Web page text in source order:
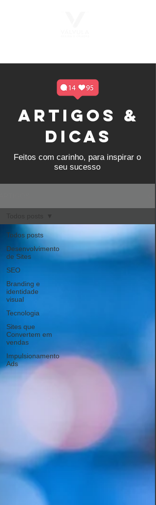
ARTIGOS &
DICAS
Feitos com carinho, para inspirar o
seu sucesso
Todos posts
Desenvolvimento
de Sites
SEO
Branding e
identidade
visual
Tecnologia
Sites que
Convertem em
vendas
Impulsionamento
Ads